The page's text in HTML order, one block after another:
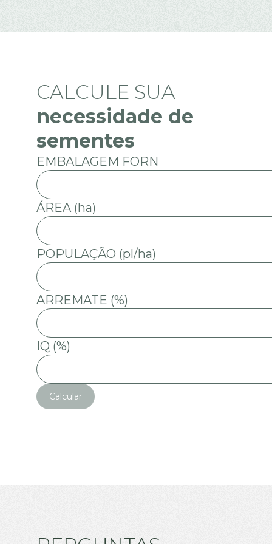
CALCULE SUA
necessidade de
sementes
EMBALAGEM FORN
ÁREA (ha)
POPULAÇÃO (pl/ha)
ARREMATE (%)
IQ (%)
Calcular